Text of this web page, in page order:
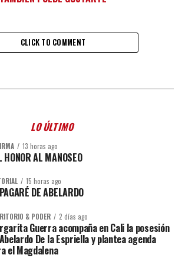
CLICK TO COMMENT
LO ÚLTIMO
13 horas ago
HONOR AL MANOSEO
15 horas ago
DE ABELARDO
& PODER 2 días ago
Guerra acompaña en Cali la posesión
De la Espriella y plantea agenda
el Magdalena